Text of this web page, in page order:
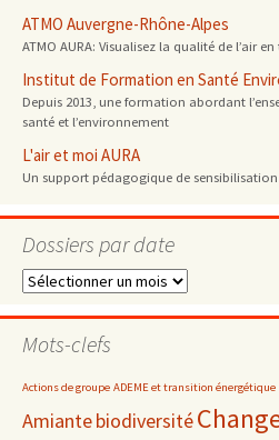
ATMO Auvergne-Rhône-Alpes
ATMO AURA: Visualisez la qualité de l’air
Institut de Formation en Santé
Depuis 2013, une formation abordant
santé et l’environnement
L'air et moi AURA
Un support pédagogique de sensibilisation
Dossiers par date
Dossiers
date
Mots-clefs
Actions de groupe ADEME et transition énergétique
Amiantebiodiversité